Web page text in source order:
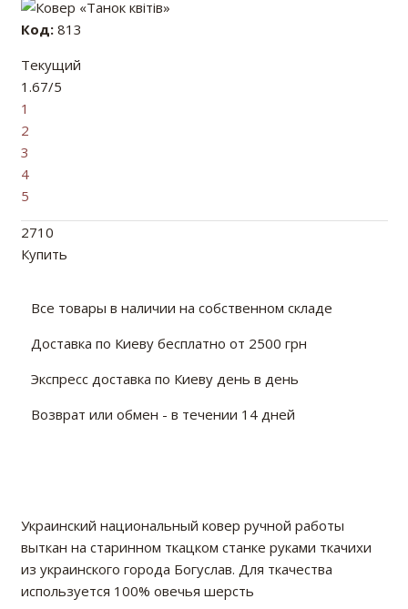
Код:813
Текущий
1.67/5
1
2
3
4
5
2710
Купить
Все товары в наличии на собственном складе
Доставка по Киеву бесплатно от 2500 грн
Экспресс доставка по Киеву день в день
Возврат или обмен - в течении 14 дней
Украинский национальный ковер ручной работы
выткан на старинном ткацком станке руками ткачихи
из украинского города Богуслав. Для ткачества
используется 100% овечья шерсть